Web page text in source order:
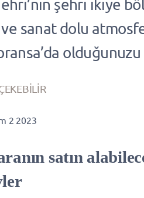
şehri ikiye
sanat dolu
2 2023
satın